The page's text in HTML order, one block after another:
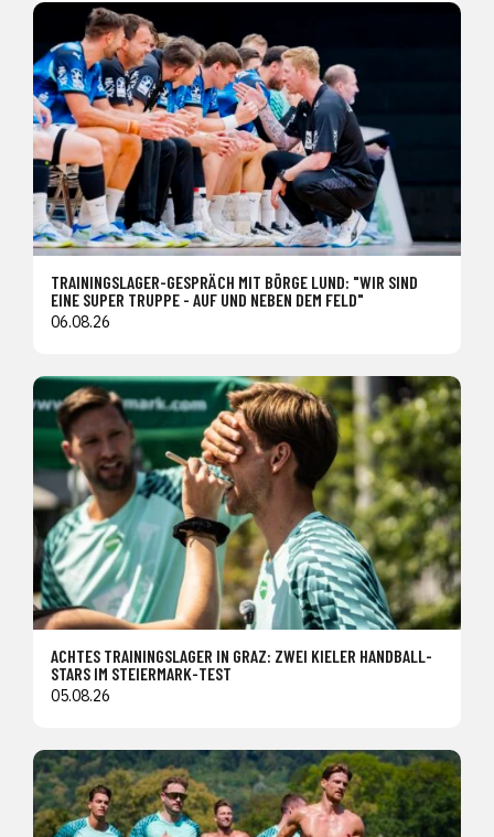
TRAININGSLAGER-GESPRÄCH MIT BÖRGE LUND: "WIR SIND
EINE SUPER TRUPPE - AUF UND NEBEN DEM FELD"
06.08.26
ACHTES TRAININGSLAGER IN GRAZ: ZWEI KIELER HANDBALL-
STARS IM STEIERMARK-TEST
05.08.26